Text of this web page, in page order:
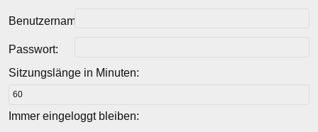
Benutzername:
Passwort:
Sitzungslänge in Minuten:
Immer eingeloggt bleiben: